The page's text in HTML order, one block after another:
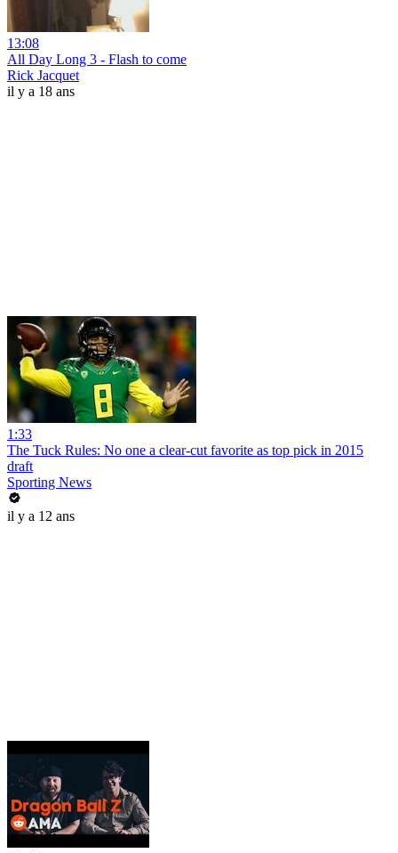
13:08
All Day Long 3 - Flash to come
Rick Jacquet
il y a 18 ans
1:33
The Tuck Rules: No one a clear-cut favorite as top pick in 2015
draft
Sporting News
il y a 12 ans